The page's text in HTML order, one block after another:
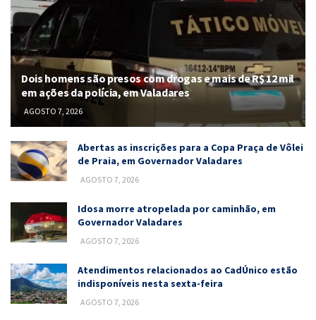
Dois homens são presos com drogas e mais de R$ 12 mil
em ações da polícia, em Valadares
AGOSTO 7, 2026
Abertas as inscrições para a Copa Praça de Vôlei
de Praia, em Governador Valadares
AGOSTO 7, 2026
Idosa morre atropelada por caminhão, em
Governador Valadares
AGOSTO 7, 2026
Atendimentos relacionados ao CadÚnico estão
indisponíveis nesta sexta-feira
AGOSTO 7, 2026